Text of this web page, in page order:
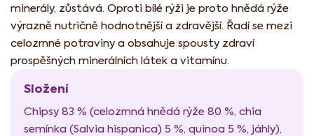
minerály, zůstává. Oproti bílé rýži je proto hnědá rýže
výrazně nutričně hodnotnější a zdravější. Řadí se mezi
celozrnné potraviny a obsahuje spousty zdraví
prospěšných minerálních látek a vitamínu.
Složení
Chipsy 83 % (celozrnná hnědá rýže 80 %, chia
semínka (Salvia hispanica) 5 %, quinoa 5 %, jáhly),